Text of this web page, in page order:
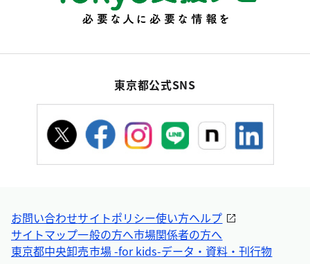
東京都公式SNS
お問い合わせサイトポリシー使い方ヘルプ
サイトマップ一般の方へ市場関係者の方へ
東京都中央卸売市場 -for kids-データ・資料・刊行物